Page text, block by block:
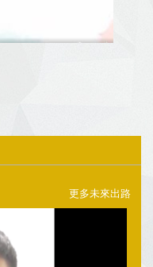
更多未來出路